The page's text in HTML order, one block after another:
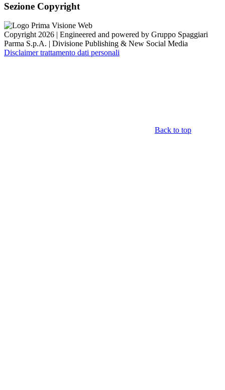
Sezione Copyright
Copyright 2026 | Engineered and powered by Gruppo Spaggiari
Parma S.p.A. | Divisione Publishing & New Social Media
Disclaimer trattamento dati personali
Back to top